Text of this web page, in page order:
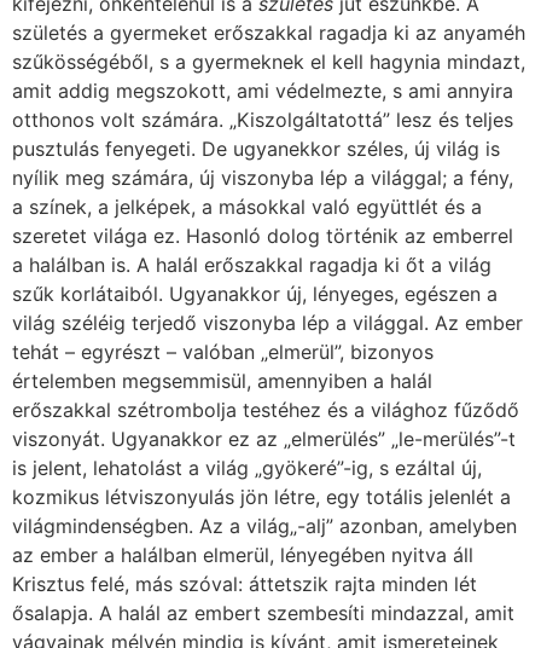
születés a gyermeket erőszakkal ragadja ki az anyaméh
szűkösségéből, s a gyermeknek el kell hagynia mindazt,
amit addig megszokott, ami védelmezte, s ami annyira
otthonos volt számára. „Kiszolgáltatottá” lesz és teljes
pusztulás fenyegeti. De ugyanekkor széles, új világ is
nyílik meg számára, új viszonyba lép a világgal; a fény,
a színek, a jelképek, a másokkal való együttlét és a
szeretet világa ez. Hasonló dolog történik az emberrel
a halálban is. A halál erőszakkal ragadja ki őt a világ
szűk korlátaiból. Ugyanakkor új, lényeges, egészen a
világ széléig terjedő viszonyba lép a világgal. Az ember
tehát – egyrészt – valóban „elmerül”, bizonyos
értelemben megsemmisül, amennyiben a halál
erőszakkal szétrombolja testéhez és a világhoz fűződő
viszonyát. Ugyanakkor ez az „elmerülés” „le-merülés”-t
is jelent, lehatolást a világ „gyökeré”-ig, s ezáltal új,
kozmikus létviszonyulás jön létre, egy totális jelenlét a
világmindenségben. Az a világ„-alj” azonban, amelyben
az ember a halálban elmerül, lényegében nyitva áll
Krisztus felé, más szóval: áttetszik rajta minden lét
ősalapja. A halál az embert szembesíti mindazzal, amit
vágyainak mélyén mindig is kívánt, amit ismereteinek